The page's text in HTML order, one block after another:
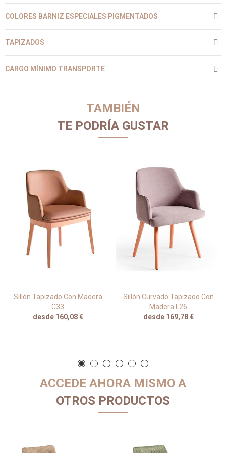
COLORES BARNIZ ESPECIALES PIGMENTADOS
TAPIZADOS
CARGO MÍNIMO TRANSPORTE
TAMBIÉN
TE PODRÍA GUSTAR
Sillón Tapizado Con Madera
C33
desde 160,08 €
Sillón Curvado Tapizado Con
Madera L26
desde 169,78 €
ACCEDE AHORA MISMO A
OTROS PRODUCTOS